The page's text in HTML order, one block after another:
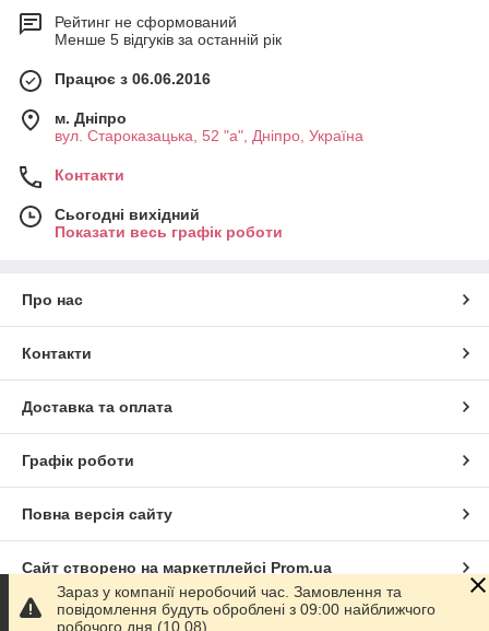
Рейтинг не сформований
Менше 5 відгуків за останній рік
Працює з 06.06.2016
м. Дніпро
вул. Староказацька, 52 "а", Дніпро, Україна
Контакти
Сьогодні вихідний
Показати весь графік роботи
Про нас
Контакти
Доставка та оплата
Графік роботи
Повна версія сайту
Сайт створено на маркетплейсі Prom.ua
Політика конфіденційності
Зараз у компанії неробочий час. Замовлення та
повідомлення будуть оброблені з 09:00 найближчого
робочого дня (10.08).